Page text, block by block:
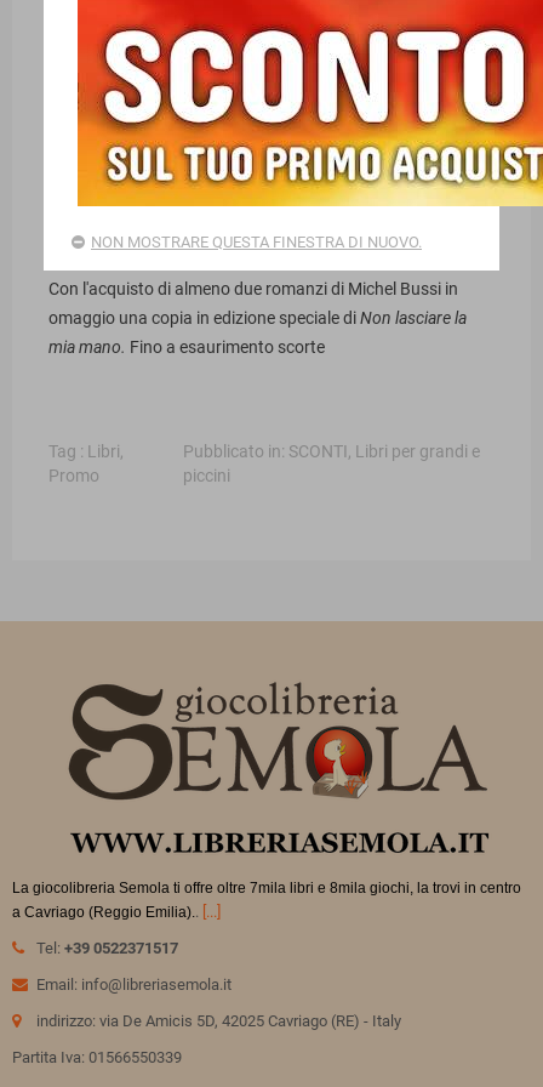
PROMO BUSSI 3X2
02/05/2026
Con l'acquisto di almeno due romanzi di Michel Bussi in
omaggio una copia in edizione speciale diNon lasciare la
mia mano. Fino a esaurimento scorte
Tag : Libri
Promo
Pubblicato in: SCONTI Libri per grandi e
piccini
La giocolibreria Semola ti offre oltre 7mila libri e 8mila giochi, la trovi in centro
a Cavriago (Reggio Emilia).. [...]
Tel: +39 0522371517
Email: info@libreriasemola.it
indirizzo: via De Amicis 5D, 42025 Cavriago (RE) - Italy
Partita Iva: 01566550339
NON MOSTRARE QUESTA FINESTRA DI NUOVO.